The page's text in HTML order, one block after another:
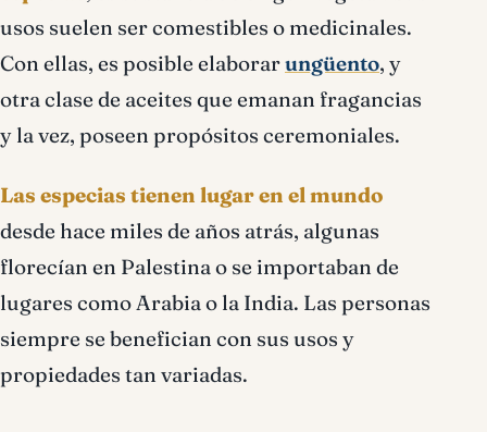
usos suelen ser comestibles o medicinales.
Con ellas, es posible elaborarungüento, y
otra clase de aceites que emanan fragancias
y la vez, poseen propósitos ceremoniales.
Las especias tienen lugar en el mundo
desde hace miles de años atrás, algunas
florecían en Palestina o se importaban de
lugares como Arabia o la India. Las personas
siempre se benefician con sus usos y
propiedades tan variadas.